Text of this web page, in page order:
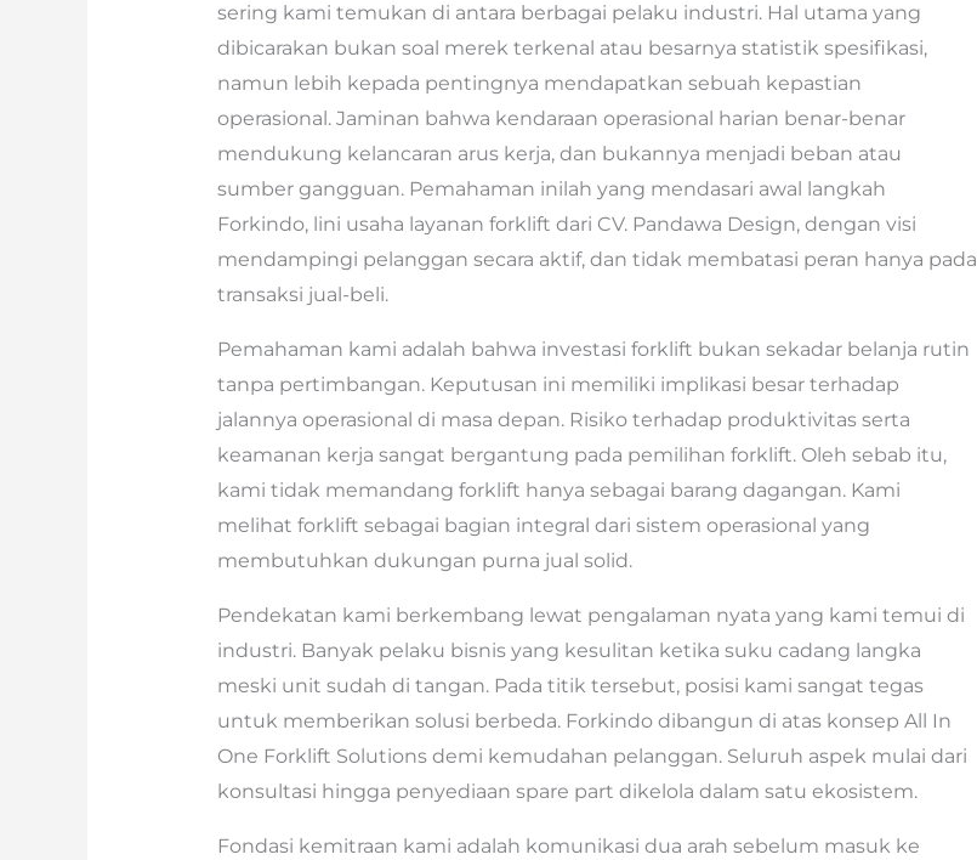
sering kami temukan di antara berbagai pelaku industri. Hal utama yang
dibicarakan bukan soal merek terkenal atau besarnya statistik spesifikasi,
namun lebih kepada pentingnya mendapatkan sebuah kepastian
operasional. Jaminan bahwa kendaraan operasional harian benar-benar
mendukung kelancaran arus kerja, dan bukannya menjadi beban atau
sumber gangguan. Pemahaman inilah yang mendasari awal langkah
Forkindo, lini usaha layanan forklift dari CV. Pandawa Design, dengan visi
mendampingi pelanggan secara aktif, dan tidak membatasi peran hanya pada
transaksi jual-beli.
Pemahaman kami adalah bahwa investasi forklift bukan sekadar belanja rutin
tanpa pertimbangan. Keputusan ini memiliki implikasi besar terhadap
jalannya operasional di masa depan. Risiko terhadap produktivitas serta
keamanan kerja sangat bergantung pada pemilihan forklift. Oleh sebab itu,
kami tidak memandang forklift hanya sebagai barang dagangan. Kami
melihat forklift sebagai bagian integral dari sistem operasional yang
membutuhkan dukungan purna jual solid.
Pendekatan kami berkembang lewat pengalaman nyata yang kami temui di
industri. Banyak pelaku bisnis yang kesulitan ketika suku cadang langka
meski unit sudah di tangan. Pada titik tersebut, posisi kami sangat tegas
untuk memberikan solusi berbeda. Forkindo dibangun di atas konsep All In
One Forklift Solutions demi kemudahan pelanggan. Seluruh aspek mulai dari
konsultasi hingga penyediaan spare part dikelola dalam satu ekosistem.
Fondasi kemitraan kami adalah komunikasi dua arah sebelum masuk ke